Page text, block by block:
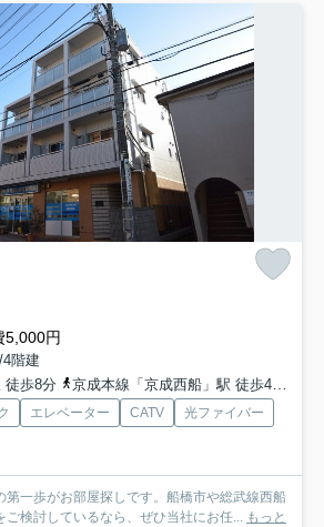
5,000円
階建
徒歩8分
京成本線「京成西船」駅 徒歩4分
エレベーター CATV
光ファイバー
第一歩がお部屋探しです。船橋市や総武線西船
ご検討しているなら、ぜひ当社にお任... もっと